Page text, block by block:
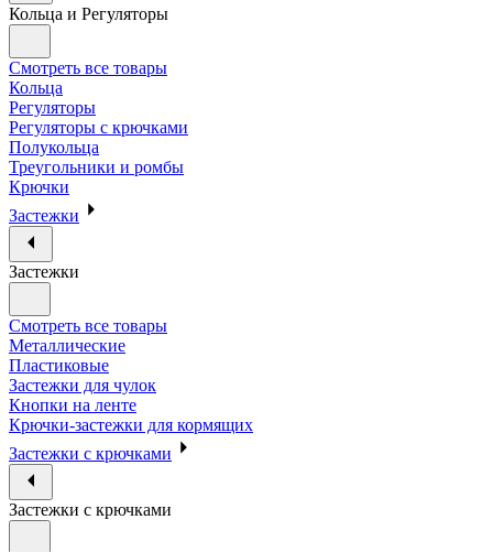
Кольца и Регуляторы
Смотреть все товары
Кольца
Регуляторы
Регуляторы с крючками
Полукольца
Треугольники и ромбы
Крючки
Застежки
Застежки
Смотреть все товары
Металлические
Пластиковые
Застежки для чулок
Кнопки на ленте
Крючки-застежки для кормящих
Застежки с крючками
Застежки с крючками